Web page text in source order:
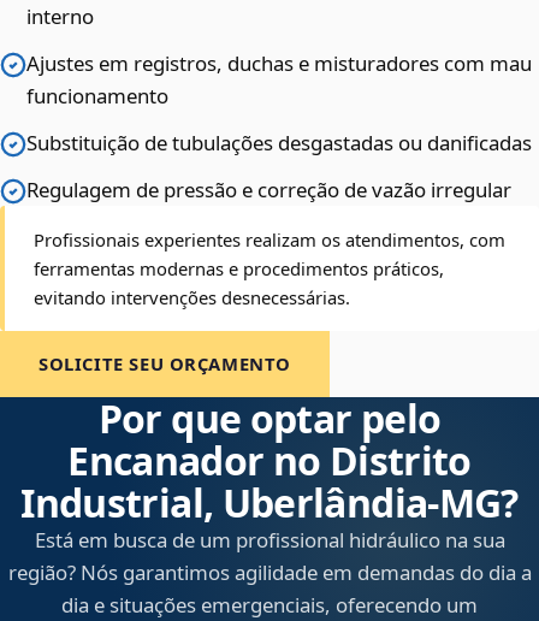
interno
Ajustes em registros, duchas e misturadores com mau
funcionamento
Substituição de tubulações desgastadas ou danificadas
Regulagem de pressão e correção de vazão irregular
Profissionais experientes realizam os atendimentos, com
ferramentas modernas e procedimentos práticos,
evitando intervenções desnecessárias.
SOLICITE SEU ORÇAMENTO
Por que optar pelo
Encanador no Distrito
Industrial, Uberlândia‑MG?
Está em busca de um profissional hidráulico na sua
região? Nós garantimos agilidade em demandas do dia a
dia e situações emergenciais, oferecendo um